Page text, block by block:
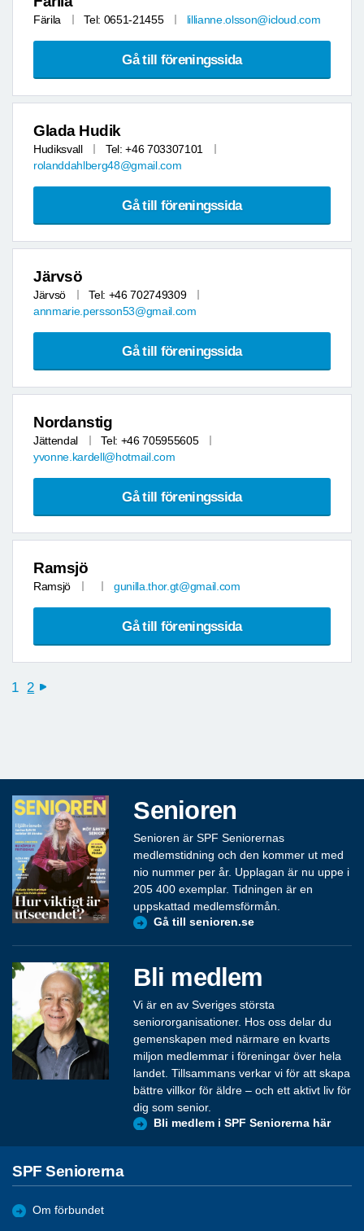
Färila Tel: 0651-21455 lillianne.olsson@icloud.com
Gå till föreningssida
Glada Hudik
Hudiksvall
Tel: +46 703307101
rolanddahlberg48@gmail.com
Gå till föreningssida
Järvsö
Järvsö
Tel: +46 702749309
annmarie.persson53@gmail.com
Gå till föreningssida
Nordanstig
Jättendal
Tel: +46 705955605
yvonne.kardell@hotmail.com
Gå till föreningssida
Ramsjö
Ramsjö gunilla.thor.gt@gmail.com
Gå till föreningssida
1 2 next
Senioren
Senioren är SPF Seniorernas
medlemstidning och den kommer ut med
nio nummer per år. Upplagan är nu uppe i
205 400 exemplar. Tidningen är en
uppskattad medlemsförmån.
Gå till senioren.se
Bli medlem
Vi är en av Sveriges största
seniororganisationer. Hos oss delar du
gemenskapen med närmare en kvarts
miljon medlemmar i föreningar över hela
landet. Tillsammans verkar vi för att skapa
bättre villkor för äldre – och ett aktivt liv för
dig som senior.
Bli medlem i SPF Seniorerna här
SPF Seniorerna
Om förbundet